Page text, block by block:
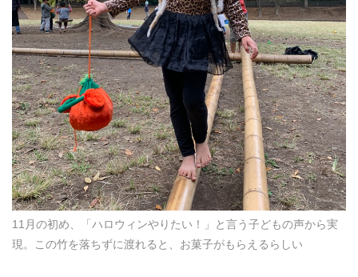
11月の初め、「ハロウィンやりたい！」と言う子どもの声から実
現。この竹を落ちずに渡れると、お菓子がもらえるらしい